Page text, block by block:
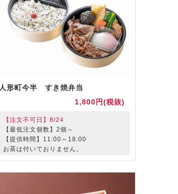
人形町今半 すき焼弁当
1,800円(税抜)
【注文不可日】8/24
【最低注文個数】2個～
【提供時間】11:00～18:00
お茶は付いておりません。